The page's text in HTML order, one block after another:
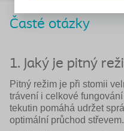
Časté otázky
1. Jaký je pitný
Pitný režim je při stomii
trávení i celkové
tekutin pomáhá udržet
optimální průchod střevem.